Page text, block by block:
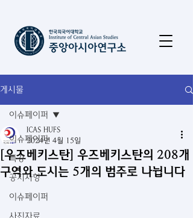
게시물
이슈페이퍼
특강
공지사항
이슈페이퍼
사진자료
이슈페이퍼
[우즈베키스탄] 우즈베키스탄의 208개
구역와 도시는 5개의 범주로 나뉩니다
ICAS HUFS
2024년 4월 15일